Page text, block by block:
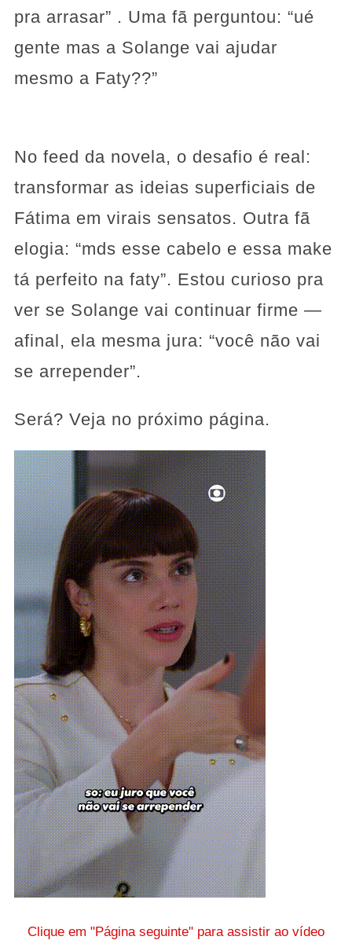
pra arrasar” . Uma fã perguntou: “ué
gente mas a Solange vai ajudar
mesmo a Faty??”
No feed da novela, o desafio é real:
transformar as ideias superficiais de
Fátima em virais sensatos. Outra fã
elogia: “mds esse cabelo e essa make
tá perfeito na faty”. Estou curioso pra
ver se Solange vai continuar firme —
afinal, ela mesma jura: “você não vai
se arrepender”.
Será? Veja no próximo página.
Clique em "Página seguinte" para assistir ao vídeo